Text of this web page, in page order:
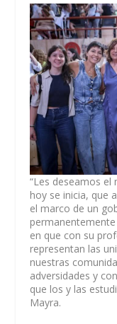
“Les deseamos
hoy se inicia, que
el marco de un
en que con su
representan las
nuestras
adversidades y
que los y las
Mayra.